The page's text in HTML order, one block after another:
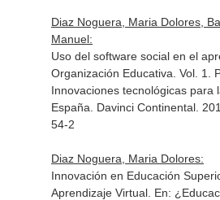
Diaz Noguera, Maria Dolores,
Manuel:
Uso del software social en el
Organización Educativa. Vol. 1.
Innovaciones tecnológicas para
España. Davinci Continental.
54-2
Diaz Noguera, Maria Dolores:
Innovación en Educación
Aprendizaje Virtual. En: